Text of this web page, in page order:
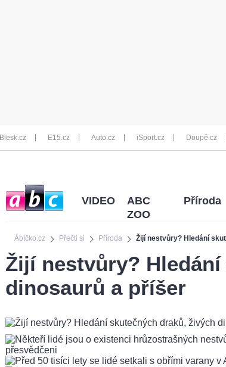
Blesk.cz E15.cz Auto.cz iSport.cz Doupě.cz
Ábíčko.cz Přečti si Příroda Žijí nestvůry? Hledání
VIDEO
ABC
ZOO
Příroda
Žijí nestvůry?
dinosaurů a příšer